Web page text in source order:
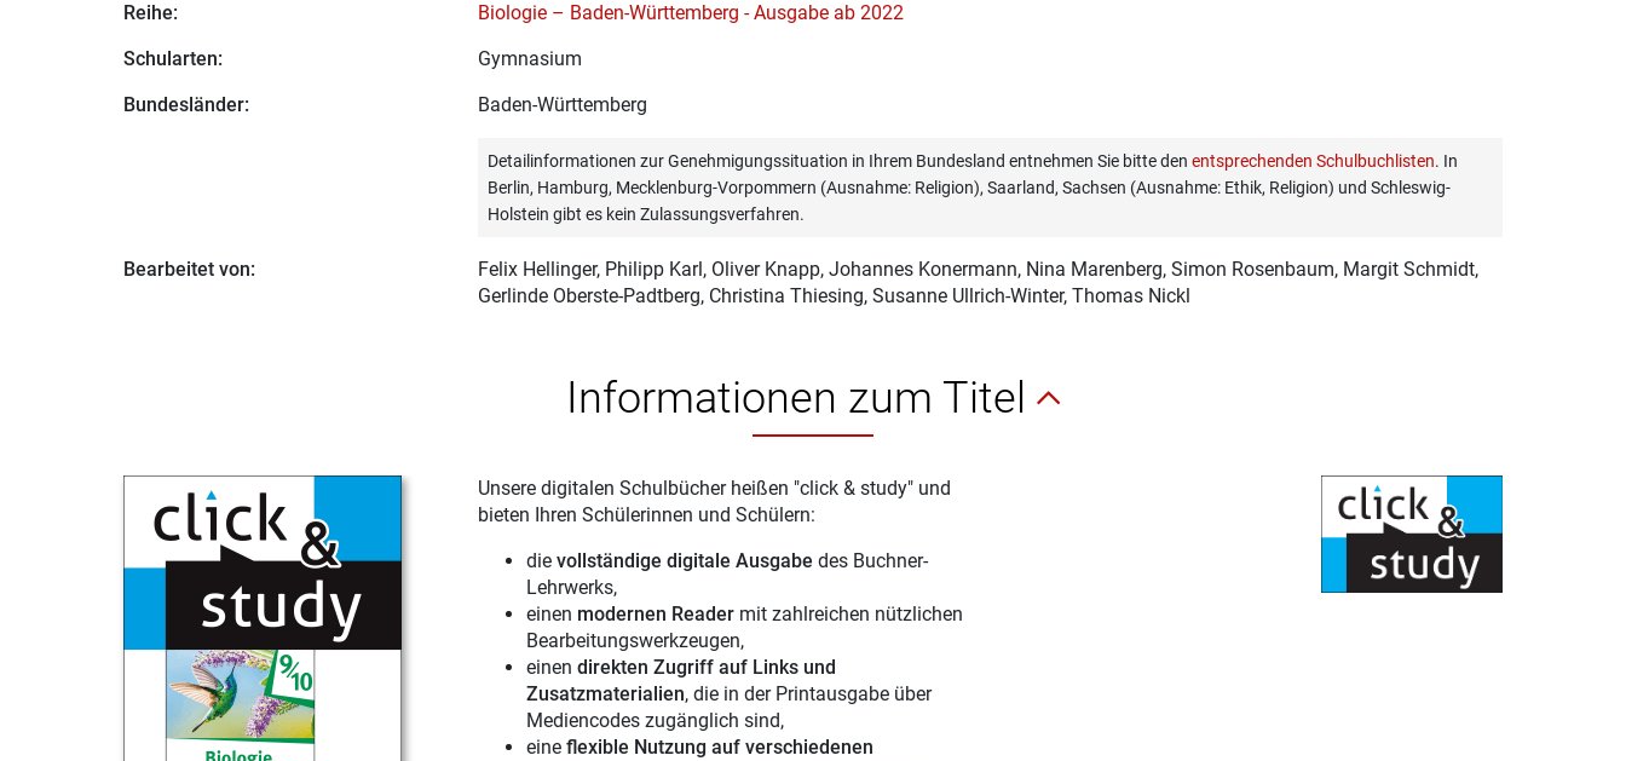
Reihe:
Biologie – Baden-Württemberg - Ausgabe ab 2022
Schularten:
Gymnasium
Bundesländer:
Baden-Württemberg
Detailinformationen zur Genehmigungssituation in Ihrem Bundesland entnehmen Sie bitte den entsprechenden Schulbuchlisten. In
Berlin, Hamburg, Mecklenburg-Vorpommern (Ausnahme: Religion), Saarland, Sachsen (Ausnahme: Ethik, Religion) und Schleswig-
Holstein gibt es kein Zulassungsverfahren.
Bearbeitet von: Felix Hellinger, Philipp Karl, Oliver Knapp, Johannes Konermann, Nina Marenberg, Simon Rosenbaum, Margit Schmidt,
Gerlinde Oberste-Padtberg, Christina Thiesing, Susanne Ullrich-Winter, Thomas Nickl
Informationen zum Titel
Unsere digitalen Schulbücher heißen "click & study" und
bieten Ihren Schülerinnen und Schülern:
die vollständige digitale Ausgabe des Buchner-
Lehrwerks,
einen modernen Readermit zahlreichen nützlichen
Bearbeitungswerkzeugen,
einen direkten Zugriff auf Links und
Zusatzmaterialien, die in der Printausgabe über
Mediencodes zugänglich sind,
eine flexible Nutzung auf verschiedenen